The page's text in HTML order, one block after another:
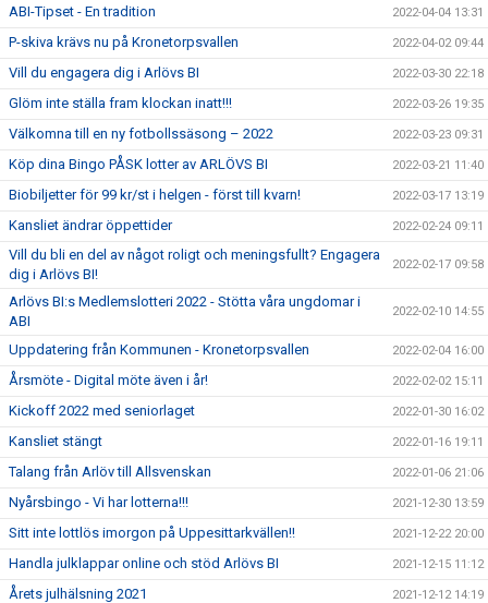
ABI-Tipset - En tradition 2022-04-04 13:31
P-skiva krävs nu på Kronetorpsvallen 2022-04-02 09:44
Vill du engagera dig i Arlövs BI 2022-03-30 22:18
Glöm inte ställa fram klockan inatt!!! 2022-03-26 19:35
Välkomna till en ny fotbollssäsong – 2022 2022-03-23 09:31
Köp dina Bingo PÅSK lotter av ARLÖVS BI 2022-03-21 11:40
Biobiljetter för 99 kr/st i helgen - först till kvarn! 2022-03-17 13:19
Kansliet ändrar öppettider 2022-02-24 09:11
Vill du bli en del av något roligt och meningsfullt? Engagera
dig i Arlövs BI!
2022-02-17 09:58
Arlövs BI:s Medlemslotteri 2022 - Stötta våra ungdomar i
ABI
2022-02-10 14:55
Uppdatering från Kommunen - Kronetorpsvallen 2022-02-04 16:00
Årsmöte - Digital möte även i år! 2022-02-02 15:11
Kickoff 2022 med seniorlaget 2022-01-30 16:02
Kansliet stängt 2022-01-16 19:11
Talang från Arlöv till Allsvenskan 2022-01-06 21:06
Nyårsbingo - Vi har lotterna!!! 2021-12-30 13:59
Sitt inte lottlös imorgon på Uppesittarkvällen!! 2021-12-22 20:00
Handla julklappar online och stöd Arlövs BI 2021-12-15 11:12
Årets julhälsning 2021 2021-12-12 14:19